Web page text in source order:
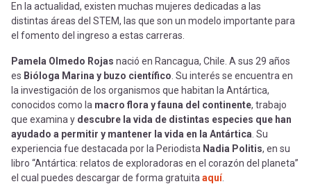
En la actualidad, existen muchas mujeres dedicadas a las
distintas áreas del STEM, las que son un modelo importante para
el fomento del ingreso a estas carreras.
Pamela Olmedo Rojas nació en Rancagua, Chile. A sus 29 años
es Bióloga Marina y buzo científico . Su interés se encuentra en
la investigación de los organismos que habitan la Antártica,
conocidos como la macro flora y fauna del continente, trabajo
que examina y descubre la vida de distintas especies que han
ayudado a permitir y mantener la vida en la Antártica . Su
experiencia fue destacada por la Periodista Nadia Politis, en su
libro “Antártica: relatos de exploradoras en el corazón del planeta”
el cual puedes descargar de forma gratuita aquí.